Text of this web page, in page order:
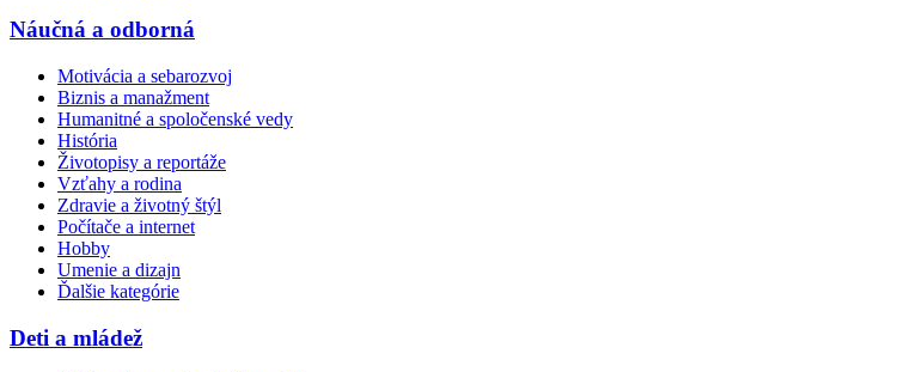
Náučná a odborná
Motivácia a sebarozvoj
Biznis a manažment
Humanitné a spoločenské vedy
História
Životopisy a reportáže
Vzťahy a rodina
Zdravie a životný štýl
Počítače a internet
Hobby
Umenie a dizajn
Ďalšie kategórie
Deti a mládež